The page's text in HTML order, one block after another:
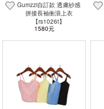
Gumzzi自訂款 透膚紗感
拼接長袖衝浪上衣
【rs1026t】
1580元